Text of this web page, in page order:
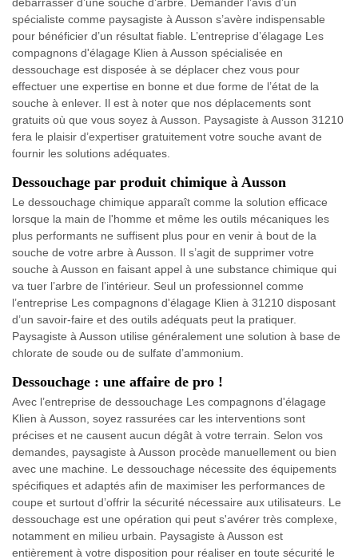
débarrasser d’une souche d’arbre. Demander l’avis d’un
spécialiste comme paysagiste à Ausson s’avère indispensable
pour bénéficier d’un résultat fiable. L’entreprise d’élagage Les
compagnons d'élagage Klien à Ausson spécialisée en
dessouchage est disposée à se déplacer chez vous pour
effectuer une expertise en bonne et due forme de l’état de la
souche à enlever. Il est à noter que nos déplacements sont
gratuits où que vous soyez à Ausson. Paysagiste à Ausson 31210
fera le plaisir d’expertiser gratuitement votre souche avant de
fournir les solutions adéquates.
Dessouchage par produit chimique à Ausson
Le dessouchage chimique apparaît comme la solution efficace
lorsque la main de l'homme et même les outils mécaniques les
plus performants ne suffisent plus pour en venir à bout de la
souche de votre arbre à Ausson. Il s’agit de supprimer votre
souche à Ausson en faisant appel à une substance chimique qui
va tuer l’arbre de l’intérieur. Seul un professionnel comme
l’entreprise Les compagnons d'élagage Klien à 31210 disposant
d’un savoir-faire et des outils adéquats peut la pratiquer.
Paysagiste à Ausson utilise généralement une solution à base de
chlorate de soude ou de sulfate d’ammonium.
Dessouchage : une affaire de pro !
Avec l’entreprise de dessouchage Les compagnons d'élagage
Klien à Ausson, soyez rassurées car les interventions sont
précises et ne causent aucun dégât à votre terrain. Selon vos
demandes, paysagiste à Ausson procède manuellement ou bien
avec une machine. Le dessouchage nécessite des équipements
spécifiques et adaptés afin de maximiser les performances de
coupe et surtout d’offrir la sécurité nécessaire aux utilisateurs. Le
dessouchage est une opération qui peut s'avérer très complexe,
notamment en milieu urbain. Paysagiste à Ausson est
entièrement à votre disposition pour réaliser en toute sécurité le